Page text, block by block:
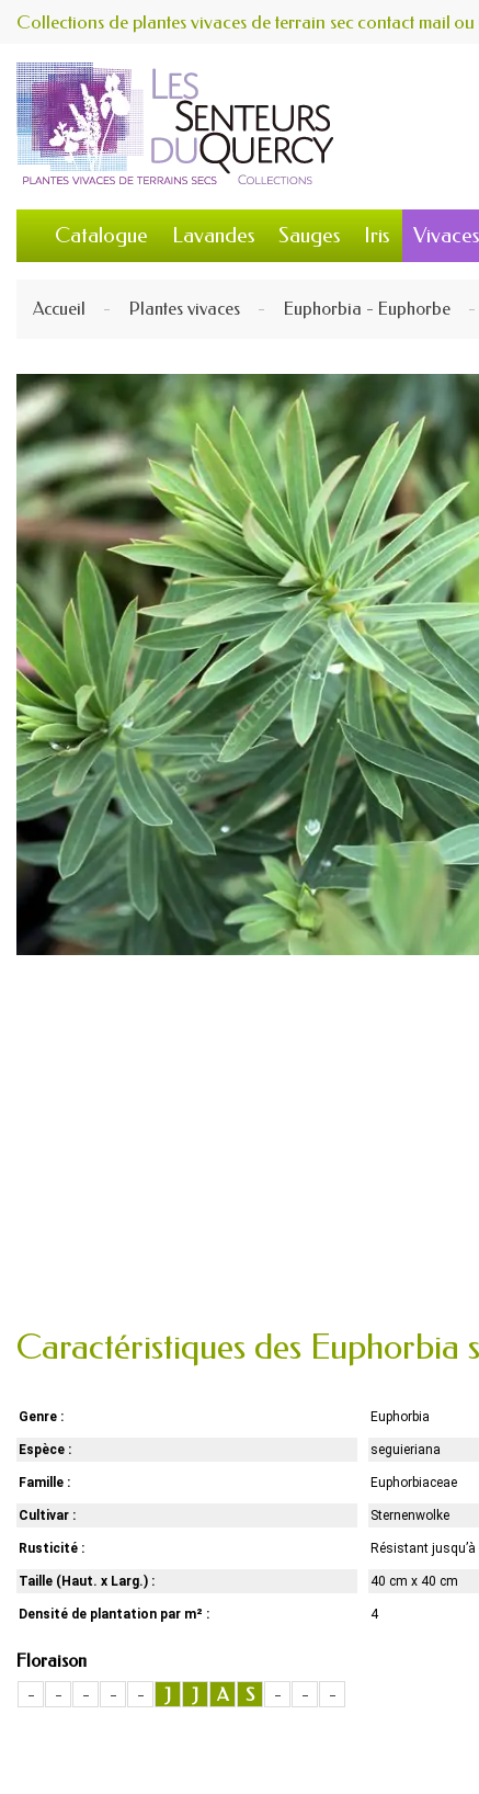
Collections de plantes vivaces de terrain sec contact mail ou
Catalogue Lavandes Sauges Iris Vivaces
Accueil Plantes vivaces Euphorbia - Euphorbe
Caractéristiques des Euphorbia
Genre : Euphorbia
Espèce : seguieriana
Famille : Euphorbiaceae
Cultivar : Sternenwolke
Rusticité : Résistant jusqu’à
Taille (Haut. x Larg.) : 40 cm x 40 cm
Densité de plantation par m² : 4
Floraison
-
- - - - J J A S - - -